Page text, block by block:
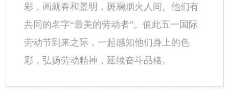
彩，画就春和景明，斑斓烟火人间。他们有
共同的名字“最美的劳动者”。值此五一国际
劳动节到来之际，一起感知他们身上的色
彩，弘扬劳动精神，延续奋斗品格。